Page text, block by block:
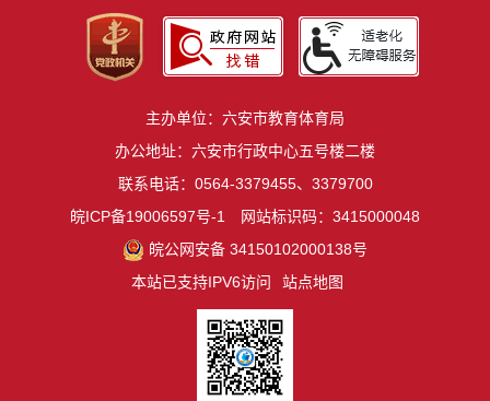
主办单位：六安市教育体育局
办公地址：六安市行政中心五号楼二楼
联系电话：0564-3379455、3379700
皖ICP备19006597号-1
网站标识码：3415000048
皖公网安备 34150102000138号
本站已支持IPV6访问
站点地图